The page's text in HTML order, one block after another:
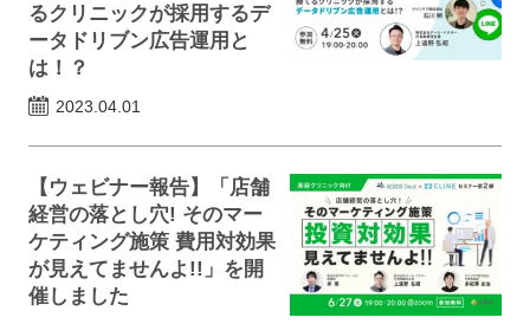
るクリニックが採用するデ
ータドリブン広告運用と
は！？
2023.04.01
【ウェビナー報告】「店舗
経営の落とし穴! そのマー
ケティング施策 費用対効果
が見えてませんよ︎!!」を開
催しました